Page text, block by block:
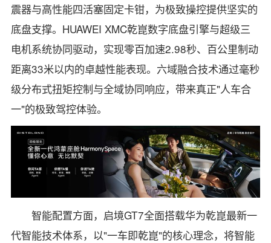
震器与高性能四活塞固定卡钳，为极致操控提供坚实的
底盘支撑。HUAWEI XMC乾崑数字底盘引擎与超级三
电机系统协同驱动，实现零百加速2.98秒、百公里制动
距离33米以内的卓越性能表现。六域融合技术通过毫秒
级分布式扭矩控制与全域协同响应，带来真正"人车合
一"的极致驾控体验。
智能配置方面，启境GT7全面搭载华为乾崑最新一
代智能技术体系，以"一车即乾崑"的核心理念，将智能